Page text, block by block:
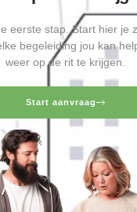
eerste stap. Start hier je
begeleiding jou kan
weer op de rit te krijgen.
Start aanvraag